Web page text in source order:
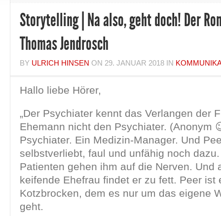
Storytelling | Na also, geht doch! Der
Thomas Jendrosch
BY ULRICH HINSEN ON 29. JANUAR 2018 IN
Hallo liebe Hörer,
„Der Psychiater kennt das Verlangen der
Ehemann nicht den Psychiater. (Anonym
Psychiater. Ein Medizin-Manager. Und
selbstverliebt, faul und unfähig noch
Patienten gehen ihm auf die Nerven. Und
keifende Ehefrau findet er zu fett. Peer ist
Kotzbrocken, dem es nur um das eigene
geht.